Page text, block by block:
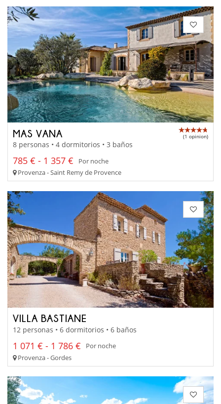
MAS VANA (1 opinion)
8 personas • 4 dormitorios • 3 baños
785 € - 1 357 €
Por noche
Provenza - Saint Remy de Provence
VILLA BASTIANE
12 personas • 6 dormitorios • 6 baños
1 071 € - 1 786 €
Por noche
Provenza - Gordes